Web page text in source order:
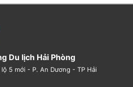
Du lịch Hải Phòng
5 mới - P. An Dương - TP Hải